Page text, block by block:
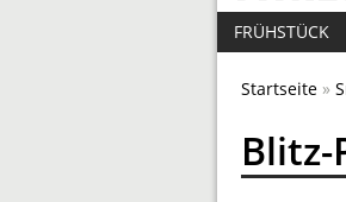
FRÜHSTÜCK
Startseite »